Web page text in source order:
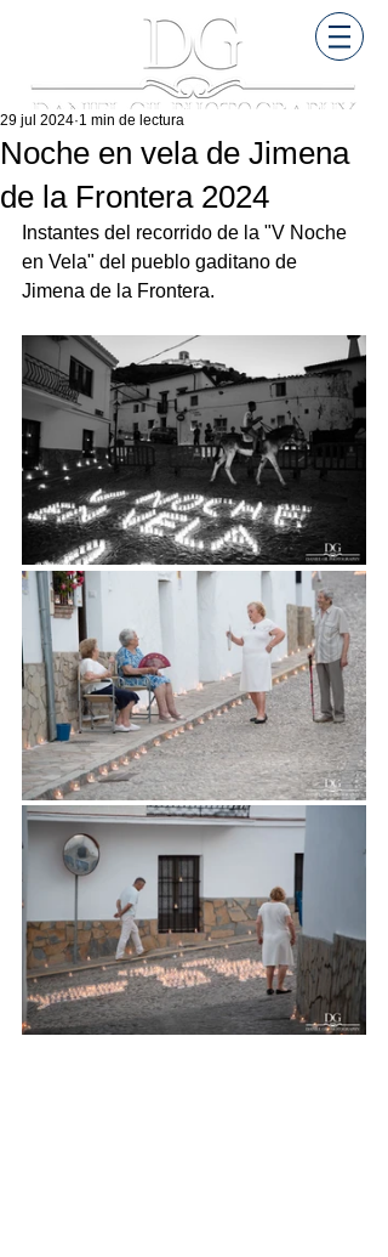
Noche en vela de Jimena
de la Frontera 2024
29 jul 2024 1 min de lectura
Instantes del recorrido de la "V Noche
en Vela" del pueblo gaditano de
Jimena de la Frontera.